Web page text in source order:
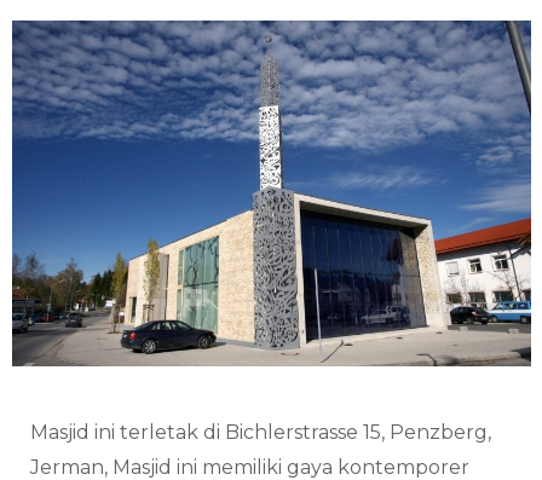
Masjid ini terletak di Bichlerstrasse 15, Penzberg,
Jerman, Masjid ini memiliki gaya kontemporer